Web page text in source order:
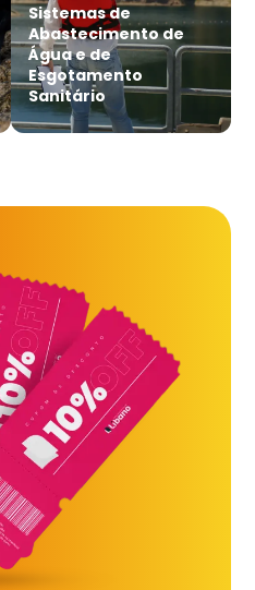
Sistemas de
Abastecimento de
Água e de
Esgotamento
Sanitário